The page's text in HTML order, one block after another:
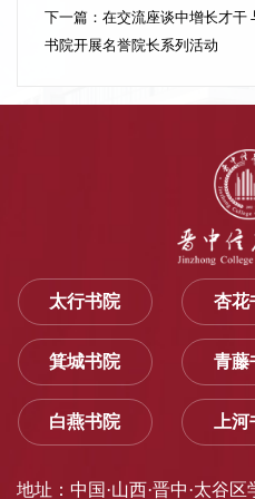
下一篇： 在交流座谈中增长才
书院开展名誉院长系列活动
太行书院 杏花
箕城书院 青藤
白燕书院 上
地址：中国·山西·晋中·太谷区